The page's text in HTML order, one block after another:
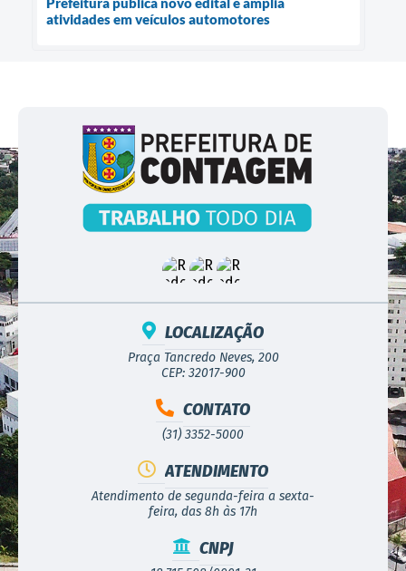
atividades em veículos automotores
LOCALIZAÇÃO
Praça Tancredo Neves, 200
CEP: 32017-900
CONTATO
(31) 3352-5000
ATENDIMENTO
Atendimento de segunda-feira a sexta-
feira, das 8h às 17h
CNPJ